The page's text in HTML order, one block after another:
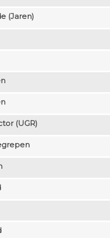
(jaren)
(UGR)